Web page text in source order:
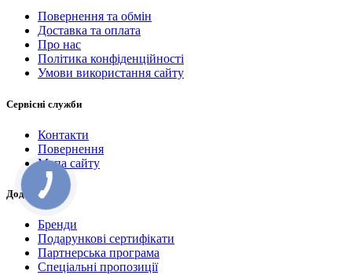
Повернення та обмін
Доставка та оплата
Про нас
Політика конфіденційності
Умови використання сайту
Сервісні служби
Контакти
Повернення
Мапа сайту
Додатково
Бренди
Подарункові сертифікати
Партнерська програма
Спеціальні пропозиції